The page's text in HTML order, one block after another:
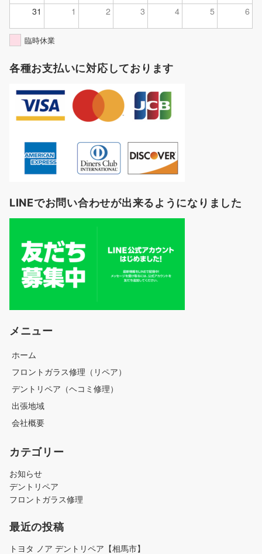
31 1 2 3 4 5 6
臨時休業
各種お支払いに対応しております
LINEでお問い合わせが出来るようになりました
メニュー
ホーム
フロントガラス修理（リペア）
デントリペア（ヘコミ修理）
出張地域
会社概要
カテゴリー
お知らせ
デントリペア
フロントガラス修理
最近の投稿
トヨタ ノア デントリペア【相馬市】